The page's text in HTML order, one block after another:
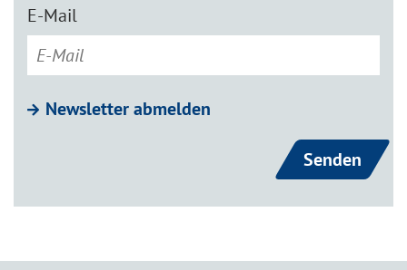
E-Mail
Newsletter abmelden